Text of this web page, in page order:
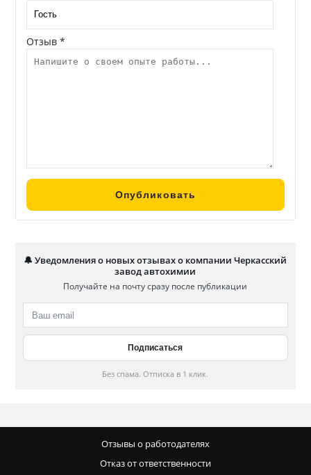
Отзыв *
🔔 Уведомления о новых отзывах о компании Черкасский
завод автохимии
Получайте на почту сразу после публикации
Без спама. Отписка в 1 клик.
Отзывы о работодателях
Отказ от ответственности